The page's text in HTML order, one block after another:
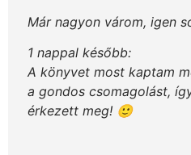
Már nagyon várom, igen
1 nappal később:
A könyvet most kaptam
a gondos csomagolást,
érkezett meg! 🙂